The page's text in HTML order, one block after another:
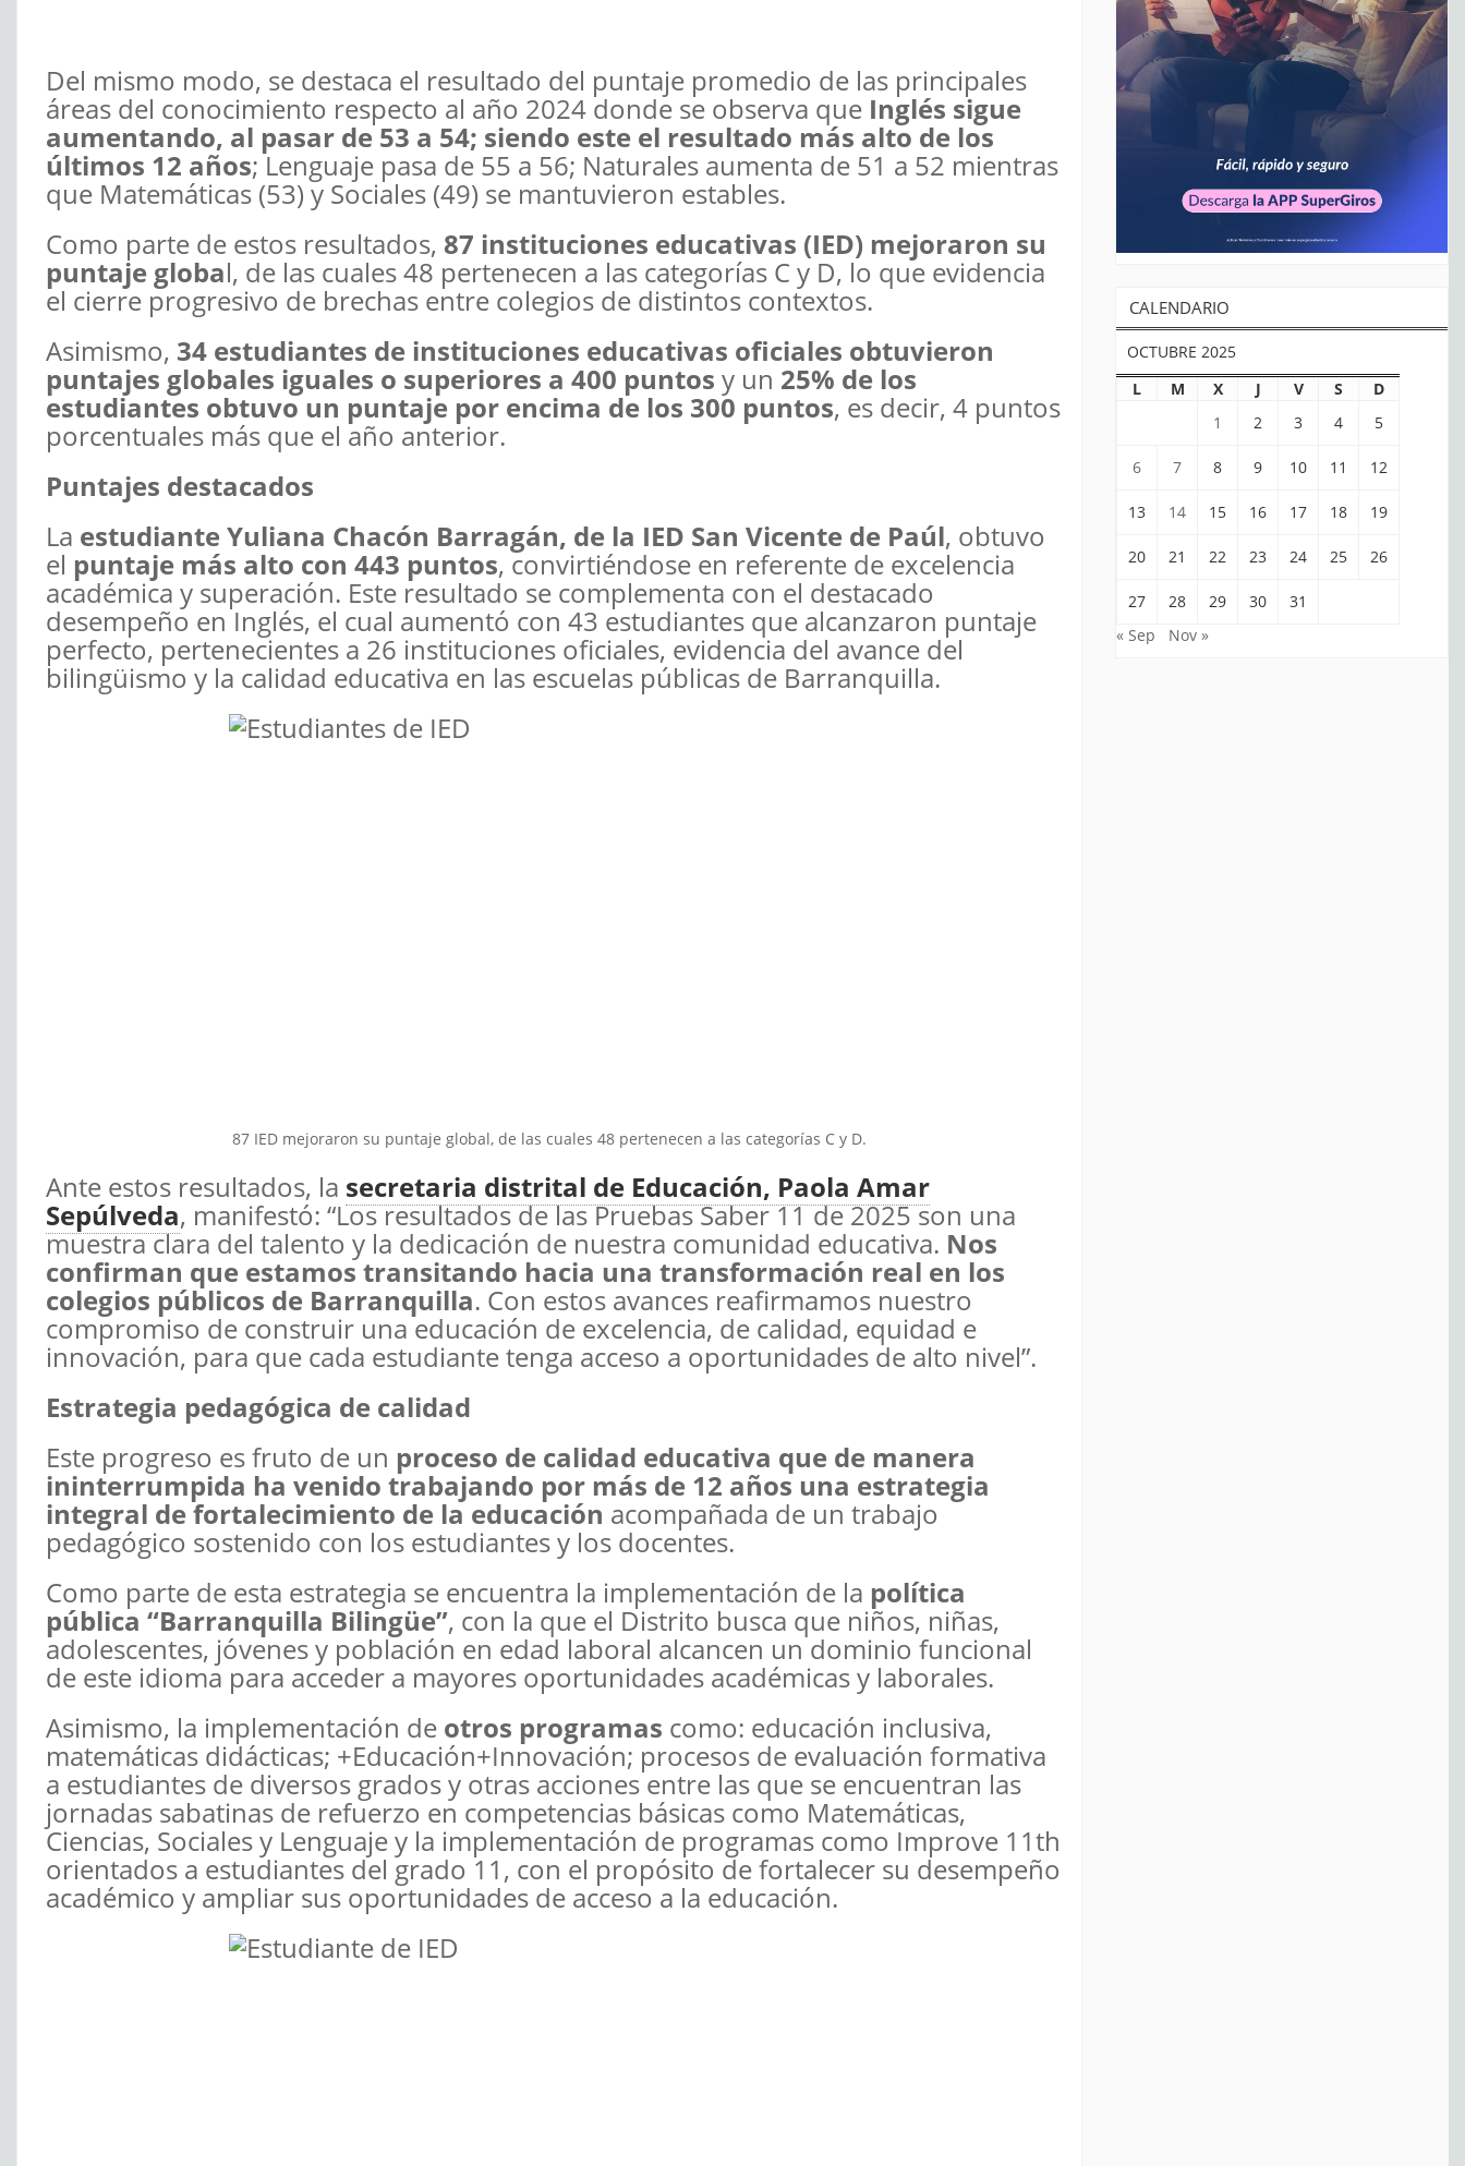
Del mismo modo, se destaca el resultado del puntaje promedio de las principales
áreas del conocimiento respecto al año 2024 donde se observa que Inglés sigue
aumentando, al pasar de 53 a 54; siendo este el resultado más alto de los
últimos 12 años; Lenguaje pasa de 55 a 56; Naturales aumenta de 51 a 52 mientras
que Matemáticas (53) y Sociales (49) se mantuvieron estables.
Como parte de estos resultados, 87 instituciones educativas (IED) mejoraron su
puntaje global, de las cuales 48 pertenecen a las categorías C y D, lo que evidencia
el cierre progresivo de brechas entre colegios de distintos contextos.
Asimismo, 34 estudiantes de instituciones educativas oficiales obtuvieron
puntajes globales iguales o superiores a 400 puntos y un 25% de los
estudiantes obtuvo un puntaje por encima de los 300 puntos, es decir, 4 puntos
porcentuales más que el año anterior.
Puntajes destacados
La estudiante Yuliana Chacón Barragán, de la IED San Vicente de Paúl, obtuvo
el puntaje más alto con 443 puntos, convirtiéndose en referente de excelencia
académica y superación. Este resultado se complementa con el destacado
desempeño en Inglés, el cual aumentó con 43 estudiantes que alcanzaron puntaje
perfecto, pertenecientes a 26 instituciones oficiales, evidencia del avance del
bilingüismo y la calidad educativa en las escuelas públicas de Barranquilla.
87 IED mejoraron su puntaje global, de las cuales 48 pertenecen a las categorías C y D.
Ante estos resultados, la secretaria distrital de Educación, Paola Amar
Sepúlveda, manifestó: “Los resultados de las Pruebas Saber 11 de 2025 son una
muestra clara del talento y la dedicación de nuestra comunidad educativa. Nos
confirman que estamos transitando hacia una transformación real en los
colegios públicos de Barranquilla. Con estos avances reafirmamos nuestro
compromiso de construir una educación de excelencia, de calidad, equidad e
innovación, para que cada estudiante tenga acceso a oportunidades de alto nivel”.
Estrategia pedagógica de calidad
Este progreso es fruto de un proceso de calidad educativa que de manera
ininterrumpida ha venido trabajando por más de 12 años una estrategia
integral de fortalecimiento de la educación acompañada de un trabajo
pedagógico sostenido con los estudiantes y los docentes.
Como parte de esta estrategia se encuentra la implementación de la política
pública “Barranquilla Bilingüe”, con la que el Distrito busca que niños, niñas,
adolescentes, jóvenes y población en edad laboral alcancen un dominio funcional
de este idioma para acceder a mayores oportunidades académicas y laborales.
Asimismo, la implementación de otros programas como: educación inclusiva,
matemáticas didácticas; +Educación+Innovación; procesos de evaluación formativa
a estudiantes de diversos grados y otras acciones entre las que se encuentran las
jornadas sabatinas de refuerzo en competencias básicas como Matemáticas,
Ciencias, Sociales y Lenguaje y la implementación de programas como Improve 11th
orientados a estudiantes del grado 11, con el propósito de fortalecer su desempeño
académico y ampliar sus oportunidades de acceso a la educación.
CALENDARIO
OCTUBRE 2025
L
M X J V S
D
1
2 3 4 5
6 7 8 9 10 11 12
13 14 15 16 17 18 19
20 21 22 23 24 25 26
27 28 29 30
31
« Sep
Nov »